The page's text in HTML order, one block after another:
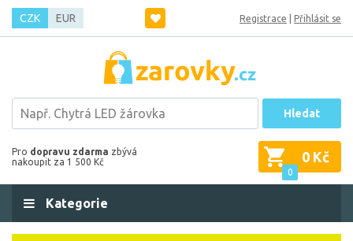
CZK EUR Registrace Přihlásit se
Hledat
Pro dopravu zdarma zbývá
nakoupit za 1 500 Kč
0
0 Kč
Kategorie